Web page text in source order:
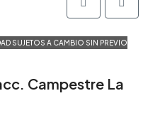
SUJETOS A CAMBIO SIN PREVIO
Campestre La